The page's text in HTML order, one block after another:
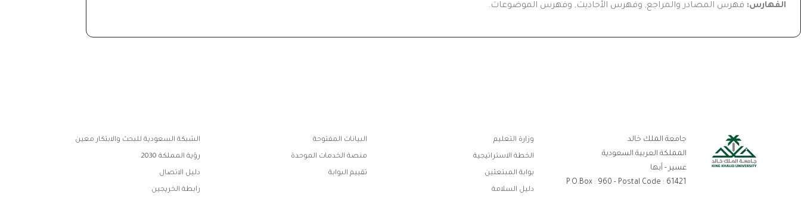
الفهارس: فهرس المصادر والمراجع, وفهرس الأحاديث, وفهرس الموضوعات.
جامعة الملك خالد
المملكة العربية السعودية
عسير - أبها
P.O.Box : 960 - Postal Code : 61421
روابط
الفوتر
وزارة التعليم البيانات المفتوحة الشبكة السعودية للبحث والابتكار معين
الخطة الاستراتيجية منصة الخدمات الموحدة رؤية المملكة 2030
بوابة المبتعثين تقييم البوابة دليل الاتصال
دليل السلامة رابطة الخريجين